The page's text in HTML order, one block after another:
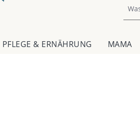
PFLEGE & ERNÄHRUNG MAMA